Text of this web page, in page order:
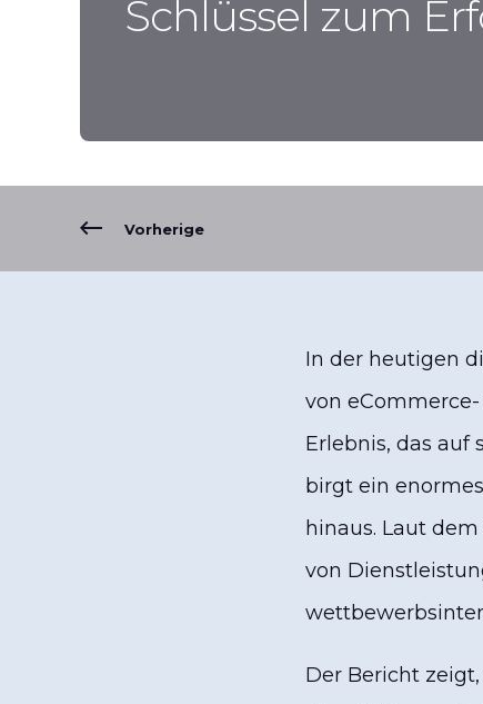
Schlüssel zum
Vorherige
In der heutigen
von
Erlebnis, das auf
birgt ein
hinaus. Laut
von
Der Bericht